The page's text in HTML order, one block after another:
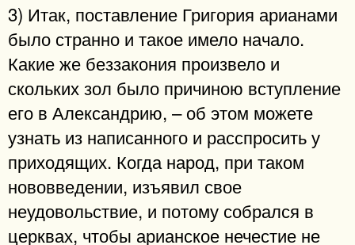
3) Итак, поставление Григория арианами
было странно и такое имело начало.
Какие же беззакония произвело и
скольких зол было причиною вступление
его в Александрию, – об этом можете
узнать из написанного и расспросить у
приходящих. Когда народ, при таком
нововведении, изъявил свое
неудовольствие, и потому собрался в
церквах, чтобы арианское нечестие не